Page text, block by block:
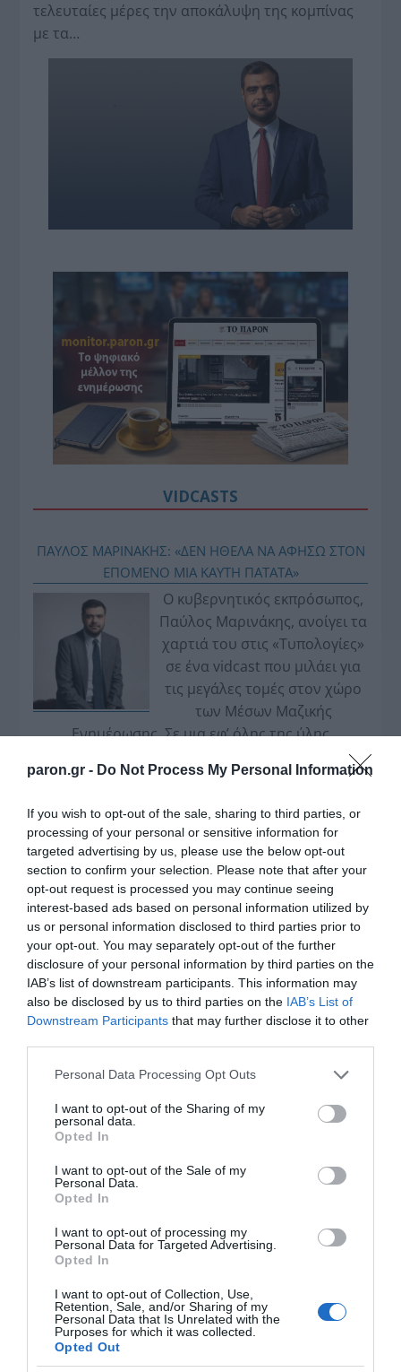
paron.gr - Do Not Process My Personal Information
If you wish to opt-out of the sale, sharing to third parties, or
processing of your personal or sensitive information for
targeted advertising by us, please use the below opt-out
section to confirm your selection. Please note that after your
opt-out request is processed you may continue seeing
interest-based ads based on personal information utilized by
us or personal information disclosed to third parties prior to
your opt-out. You may separately opt-out of the further
disclosure of your personal information by third parties on the
IAB’s list of downstream participants. This information may
also be disclosed by us to third parties on the IAB’s List of
Downstream Participants that may further disclose it to other
Please note that this website/app uses one or more Google
not limited to your visit or usage behaviour. You may click to
grant or deny consent to Google and its third-party tags to
use your data for below specified purposes in below Google
consent section.
Personal Data Processing Opt Outs
I want to opt-out of the Sharing of my
personal data.
Opted In
I want to opt-out of the Sale of my
Personal Data.
Opted In
I want to opt-out of processing my
Personal Data for Targeted Advertising.
Opted In
I want to opt-out of Collection, Use,
Retention, Sale, and/or Sharing of my
Personal Data that Is Unrelated with the
Purposes for which it was collected.
Opted Out
τελευταίες μέρες την αποκάλυψη της κο­μπίνας
με τα…
VIDCASTS
ΠΑΥΛΟΣ ΜΑΡΙΝΑΚΗΣ: «ΔΕΝ ΗΘΕΛΑ ΝΑ ΑΦΗΣΩ ΣΤΟΝ
ΕΠΟΜΕΝΟ ΜΙΑ ΚΑΥΤΗ ΠΑΤΑΤΑ»
Ο κυβερνητικός εκπρόσωπος,
Παύλος Μαρινάκης, ανοίγει τα
χαρτιά του στις «Τυπολογίες»
σε ένα vidcast που μιλάει για
τις μεγάλες τομές στον χώρο
των Μέσων Μαζικής
Ενημέρωσης. Σε μια εφ’ όλης της ύλης
συνέντευξη στον Βασίλη Κουφόπουλο, αναλύει
το χρονοδιάγραμμα για τις περιφερειακές και
εκατομμυρίων ευρώ για τον Τύπο, αλλά και την
πρωτοβουλία για την άρση της ανωνυμίας στο
διαδίκτυο.
Η ΣΤΗΛΗ ΜΑΣ